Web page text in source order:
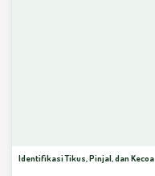
Identifikasi Tikus, Pinjal, dan Kecoa